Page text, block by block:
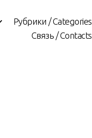
Рубрики / Categories
Связь / Contacts